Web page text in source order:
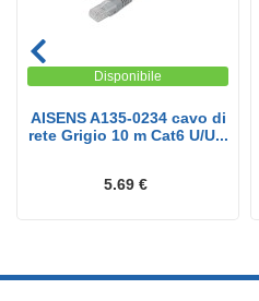
Disponibile
AISENS A135-0234 cavo di
rete Grigio 10 m Cat6 U/U...
5.69 €